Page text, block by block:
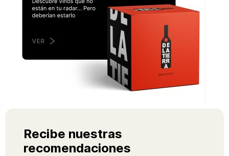
Recibe nuestras
recomendaciones